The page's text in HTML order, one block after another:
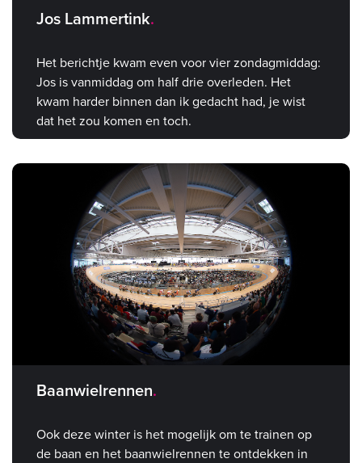
Jos Lammertink
Het berichtje kwam even voor vier zondagmiddag:
Jos is vanmiddag om half drie overleden. Het
kwam harder binnen dan ik gedacht had, je wist
dat het zou komen en toch.
Baanwielrennen
Ook deze winter is het mogelijk om te trainen op
de baan en het baanwielrennen te ontdekken in